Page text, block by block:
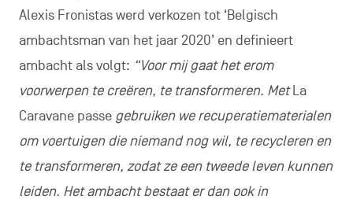
Alexis Fronistas werd verkozen tot ‘Belgisch
ambachtsman van het jaar 2020’ en definieert
ambacht als volgt: “Voor mij gaat het erom
voorwerpen te creëren, te transformeren. MetLa
Caravane passegebruiken we recuperatiematerialen
om voertuigen die niemand nog wil, te recycleren en
te transformeren, zodat ze een tweede leven kunnen
leiden. Het ambacht bestaat er dan ook in